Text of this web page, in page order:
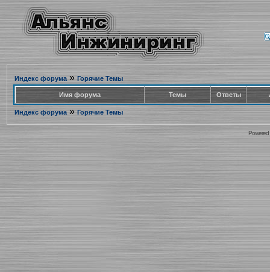
Индекс форума» Горячие Темы
Имя форума Темы Ответы
Индекс форума» Горячие Темы